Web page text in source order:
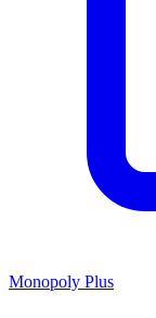
Monopoly Plus